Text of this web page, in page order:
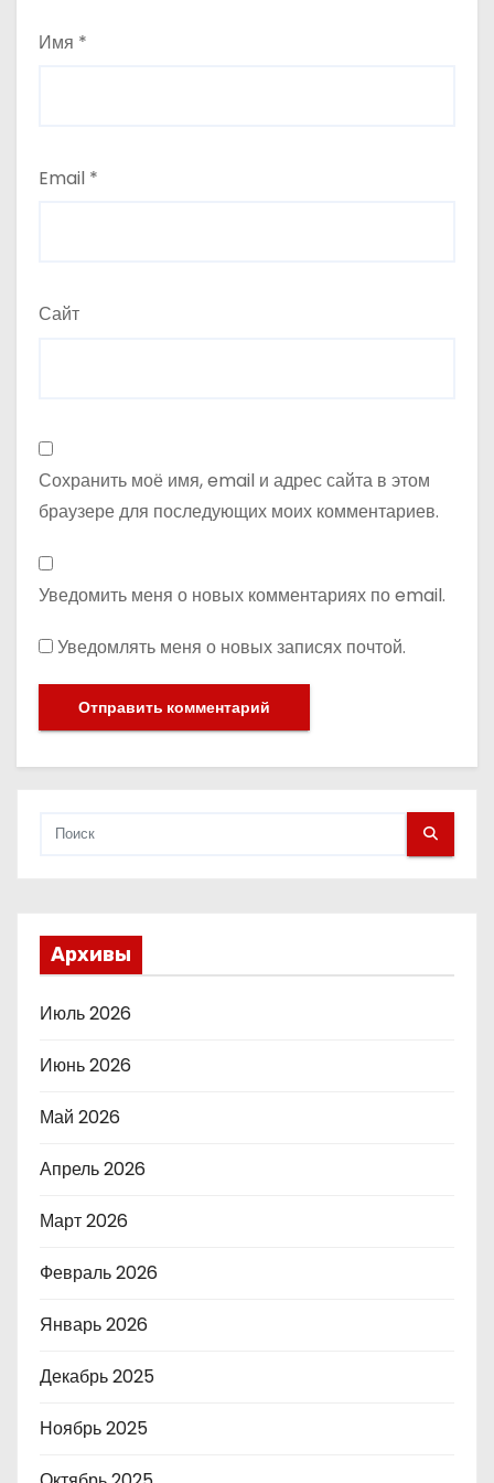
Имя *
Email *
Сайт
Сохранить моё имя, email и адрес сайта в этом
браузере для последующих моих комментариев.
Уведомить меня о новых комментариях по email.
Уведомлять меня о новых записях почтой.
Архивы
Июль 2026
Июнь 2026
Май 2026
Апрель 2026
Март 2026
Февраль 2026
Январь 2026
Декабрь 2025
Ноябрь 2025